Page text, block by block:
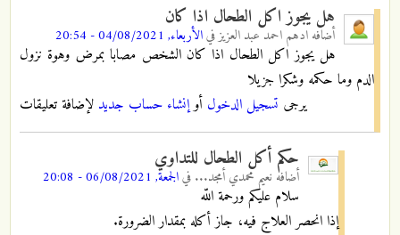
هل يجوز اكل الطحال اذا كان
أضافه ادهم احمد عبد العزيزفيالأربعاء, 04/08/2021 - 20:54
هل يجوز اكل الطحال اذا كان الشخص مصابا بمرض وهوة نزول
الدم وما حكمه وشكرا جزيلا
يرجى تسجيل الدخول أوإنشاء حساب جديد لإضافة تعليقات
حكم أكل الطحال للتداوي
أضافه نعيم محمدي أمجد... فيالجمعة, 06/08/2021 - 20:08
سلام عليكم ورحمة اللّه
إذا انحصر العلاج فيه، جاز أكله بمقدار الضرورة.